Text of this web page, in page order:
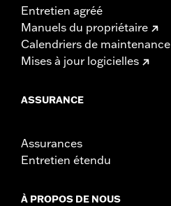
Entretien agréé
Manuels du propriétaire
Calendriers de maintenance
Mises à jour logicielles
ASSURANCE
Assurances
Entretien étendu
À PROPOS DE NOUS